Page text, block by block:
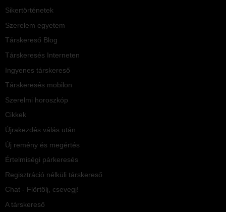
Sikertörténetek
Szerelem egyetem
Társkereső Blog
Társkeresés Interneten
Ingyenes társkereső
Társkeresés mobilon
Szerelmi horoszkóp
Cikkek
Újrakezdés válás után
Új remény és megértés
Értelmiségi párkeresés
Regisztráció nélküli társkereső
Chat - Flörtölj, csevegj!
A társkereső